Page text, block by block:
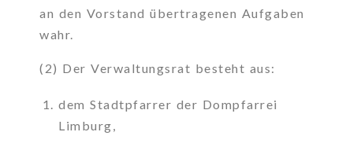
an den Vorstand übertragenen Aufgaben
wahr.
(2) Der Verwaltungsrat besteht aus:
dem Stadtpfarrer der Dompfarrei
Limburg,